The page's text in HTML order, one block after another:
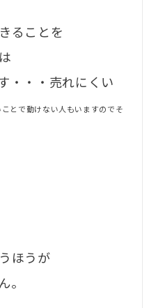
ることを
・・・売れにくい
とで動けない人もいますのでそ
ほうが
。